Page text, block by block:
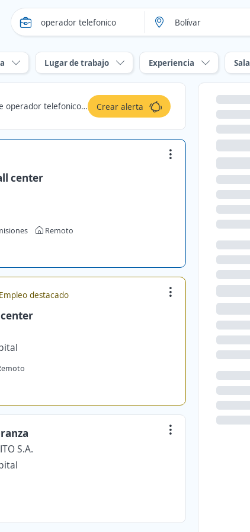
Lugar de trabajo Experiencia
telefonico en Bolívar Crear alerta
center
Remoto
Empleo destacado
S.A.